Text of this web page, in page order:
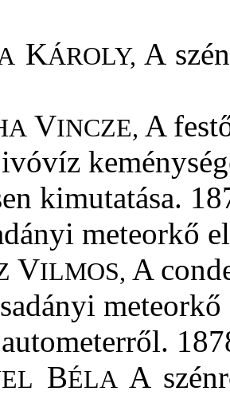
KÁROLY, A
VINCZE, A
kimutatása.
meteorkő
VILMOS, A
BÉLA A